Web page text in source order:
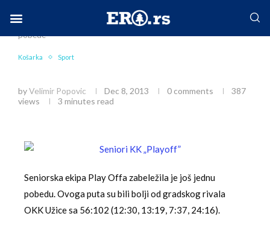
Home Košarka
Seniori Play Offa nižu
pobede
Košarka Sport
byVelimir Popovic Dec 8, 2013 0 comments
387
views
3 minutes read
Seniorska ekipa Play Offa zabeležila je još jednu
pobedu. Ovoga puta su bili bolji od gradskog rivala
OKK Užice sa 56:102 (12:30, 13:19, 7:37, 24:16).